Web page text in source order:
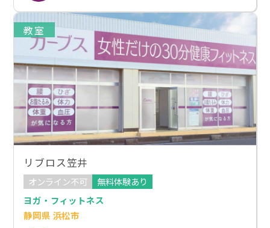
教室
リブロス笠井
オンライン不可
無料体験あり
ヨガ・フィットネス
静岡県 浜松市